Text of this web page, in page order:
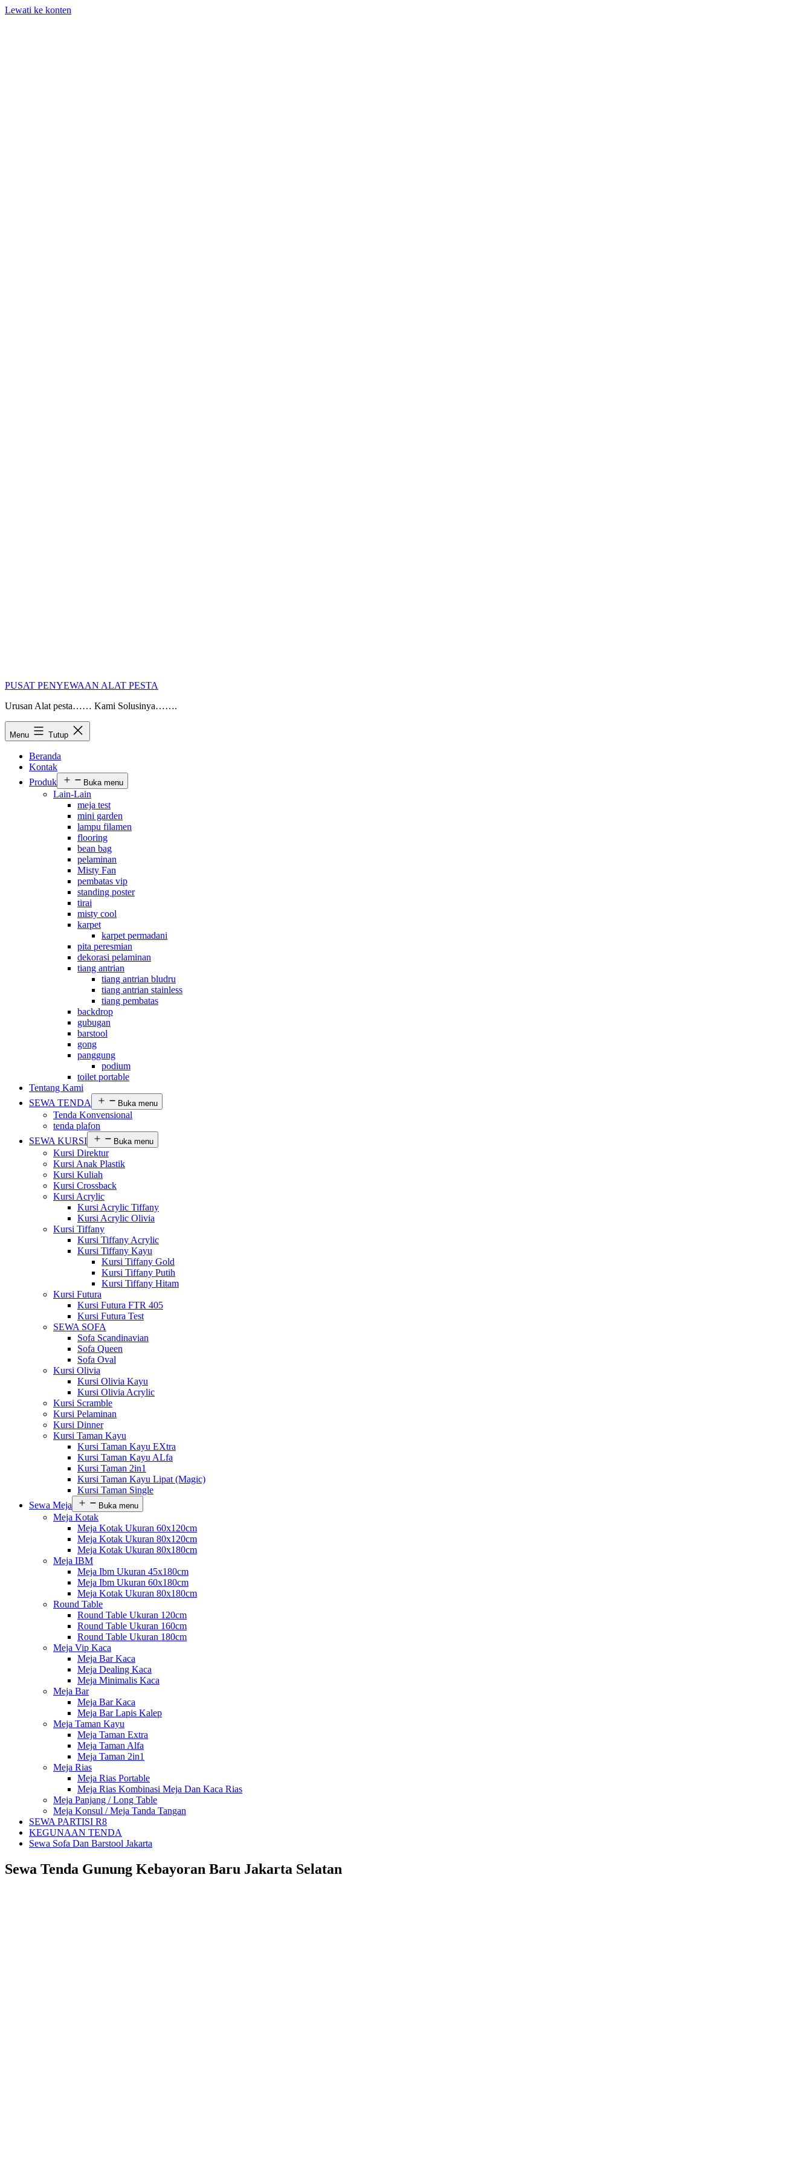
Lewati ke konten
PUSAT PENYEWAAN ALAT PESTA
Urusan Alat pesta…… Kami Solusinya…….
Menu Tutup
Beranda
Kontak
Produk
Buka menu
Lain-Lain
meja test
mini garden
lampu filamen
flooring
bean bag
pelaminan
Misty Fan
pembatas vip
standing poster
tirai
misty cool
karpet
karpet permadani
pita peresmian
dekorasi pelaminan
tiang antrian
tiang antrian bludru
tiang antrian stainless
tiang pembatas
backdrop
gubugan
barstool
gong
panggung
podium
toilet portable
Tentang Kami
SEWA TENDA
Buka menu
Tenda Konvensional
tenda plafon
SEWA KURSI
Buka menu
Kursi Direktur
Kursi Anak Plastik
Kursi Kuliah
Kursi Crossback
Kursi Acrylic
Kursi Acrylic Tiffany
Kursi Acrylic Olivia
Kursi Tiffany
Kursi Tiffany Acrylic
Kursi Tiffany Kayu
Kursi Tiffany Gold
Kursi Tiffany Putih
Kursi Tiffany Hitam
Kursi Futura
Kursi Futura FTR 405
Kursi Futura Test
SEWA SOFA
Sofa Scandinavian
Sofa Queen
Sofa Oval
Kursi Olivia
Kursi Olivia Kayu
Kursi Olivia Acrylic
Kursi Scramble
Kursi Pelaminan
Kursi Dinner
Kursi Taman Kayu
Kursi Taman Kayu EXtra
Kursi Taman Kayu ALfa
Kursi Taman 2in1
Kursi Taman Kayu Lipat (Magic)
Kursi Taman Single
Sewa Meja
Buka menu
Meja Kotak
Meja Kotak Ukuran 60x120cm
Meja Kotak Ukuran 80x120cm
Meja Kotak Ukuran 80x180cm
Meja IBM
Meja Ibm Ukuran 45x180cm
Meja Ibm Ukuran 60x180cm
Meja Kotak Ukuran 80x180cm
Round Table
Round Table Ukuran 120cm
Round Table Ukuran 160cm
Round Table Ukuran 180cm
Meja Vip Kaca
Meja Bar Kaca
Meja Dealing Kaca
Meja Minimalis Kaca
Meja Bar
Meja Bar Kaca
Meja Bar Lapis Kalep
Meja Taman Kayu
Meja Taman Extra
Meja Taman Alfa
Meja Taman 2in1
Meja Rias
Meja Rias Portable
Meja Rias Kombinasi Meja Dan Kaca Rias
Meja Panjang / Long Table
Meja Konsul / Meja Tanda Tangan
SEWA PARTISI R8
KEGUNAAN TENDA
Sewa Sofa Dan Barstool Jakarta
Sewa Tenda Gunung Kebayoran Baru Jakarta Selatan